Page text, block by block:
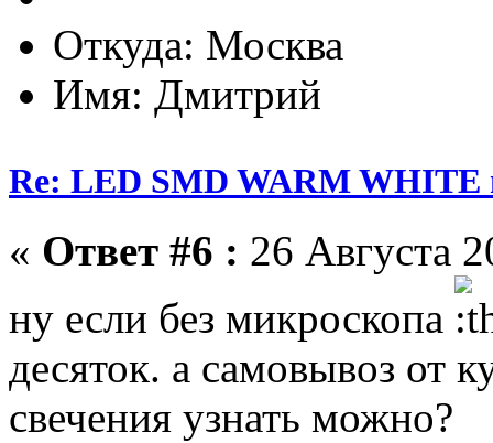
Откуда: Москва
Имя: Дмитрий
Re: LED SMD WARM
« Ответ #6 : 26 Августа
ну если без микроскопа
десяток. а самовывоз от
свечения узнать можно?